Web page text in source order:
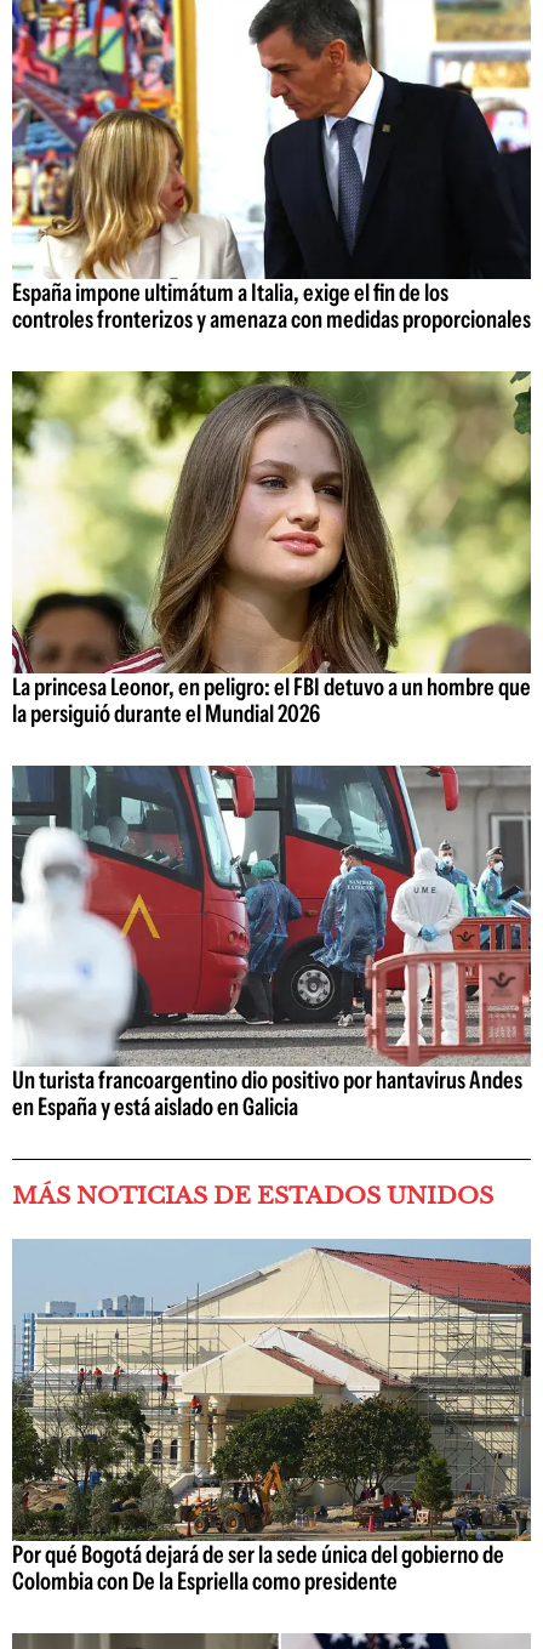
España impone ultimátum a Italia, exige el fin de los
controles fronterizos y amenaza con medidas proporcionales
La princesa Leonor, en peligro: el FBI detuvo a un hombre que
la persiguió durante el Mundial 2026
Un turista francoargentino dio positivo por hantavirus Andes
en España y está aislado en Galicia
MÁS NOTICIAS DE ESTADOS UNIDOS
Por qué Bogotá dejará de ser la sede única del gobierno de
Colombia con De la Espriella como presidente